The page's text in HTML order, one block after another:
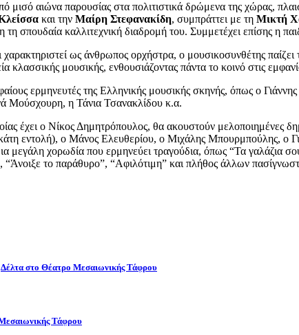
μισό αιώνα παρουσίας στα πολιτιστικά δρώμενα της χώρας,
και την Μαίρη Στεφανακίδη, συμπράττει με τη Μικτή
σπουδαία καλλιτεχνική διαδρομή του. Συμμετέχει επίσης η
χαρακτηριστεί ως άνθρωπος ορχήστρα, ο μουσικοσυνθέτης
κλασσικής μουσικής, ενθουσιάζοντας πάντα το κοινό στις
ερμηνευτές της Ελληνικής μουσικής σκηνής, όπως ο
Μούσχουρη, η Τάνια Τσανακλίδου κ.α.
έχει ο Νίκος Δημητρόπουλος, θα ακουστούν
εντολή), ο Μάνος Ελευθερίου, ο Μιχάλης Μπουρμπούλης, ο
μεγάλη χορωδία που ερμηνεύει τραγούδια, όπως “Τα
“Άνοιξε το παράθυρο”, “Αφιλότιμη” και πλήθος άλλων
στο Θέατρο Μεσαιωνικής Τάφρου
Τάφρου